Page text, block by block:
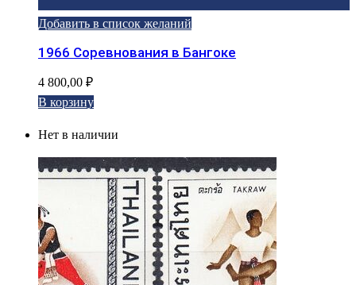
Добавить в список желаний
1966 Соревнования в Бангоке
4 800,00 ₽
В корзину
Нет в наличии